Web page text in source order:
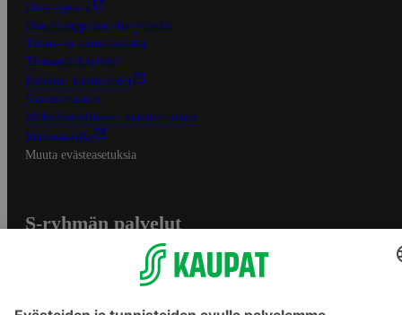
Oiva-raportit
Osuuskauppojen yhteystiedot
Tilaus- ja toimitusehdot
Tietosuojakäytäntö
Palvelun käyttöehdot
Saavutettavuus
Mobiilisovelluksen saavutettavuus
Mainostajalle
Muuta evästeasetuksia
S-ryhmän palvelut